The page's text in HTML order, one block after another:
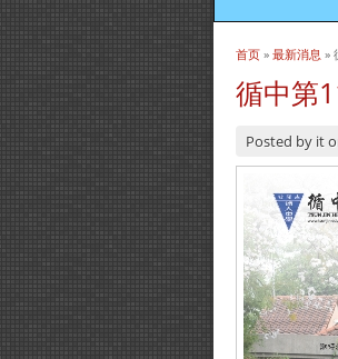
当前位置
首页 » 最新消息 »
循中第
Posted by it